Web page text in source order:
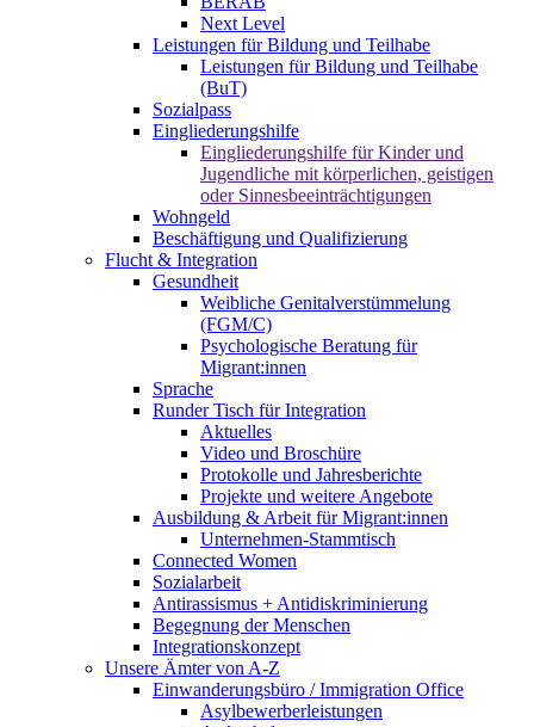
Next Level
Leistungen für Bildung und Teilhabe
Leistungen für Bildung und Teilhabe
(BuT)
Sozialpass
Eingliederungshilfe
Eingliederungshilfe für Kinder und
Jugendliche mit körperlichen, geistigen
oder Sinnesbeeinträchtigungen
Wohngeld
Beschäftigung und Qualifizierung
Flucht & Integration
Gesundheit
Weibliche Genitalverstümmelung
(FGM/C)
Psychologische Beratung für
Migrant:innen
Sprache
Runder Tisch für Integration
Aktuelles
Video und Broschüre
Protokolle und Jahresberichte
Projekte und weitere Angebote
Ausbildung & Arbeit für Migrant:innen
Unternehmen-Stammtisch
Connected Women
Sozialarbeit
Antirassismus + Antidiskriminierung
Begegnung der Menschen
Integrationskonzept
Unsere Ämter von A-Z
Einwanderungsbüro / Immigration Office
Asylbewerberleistungen